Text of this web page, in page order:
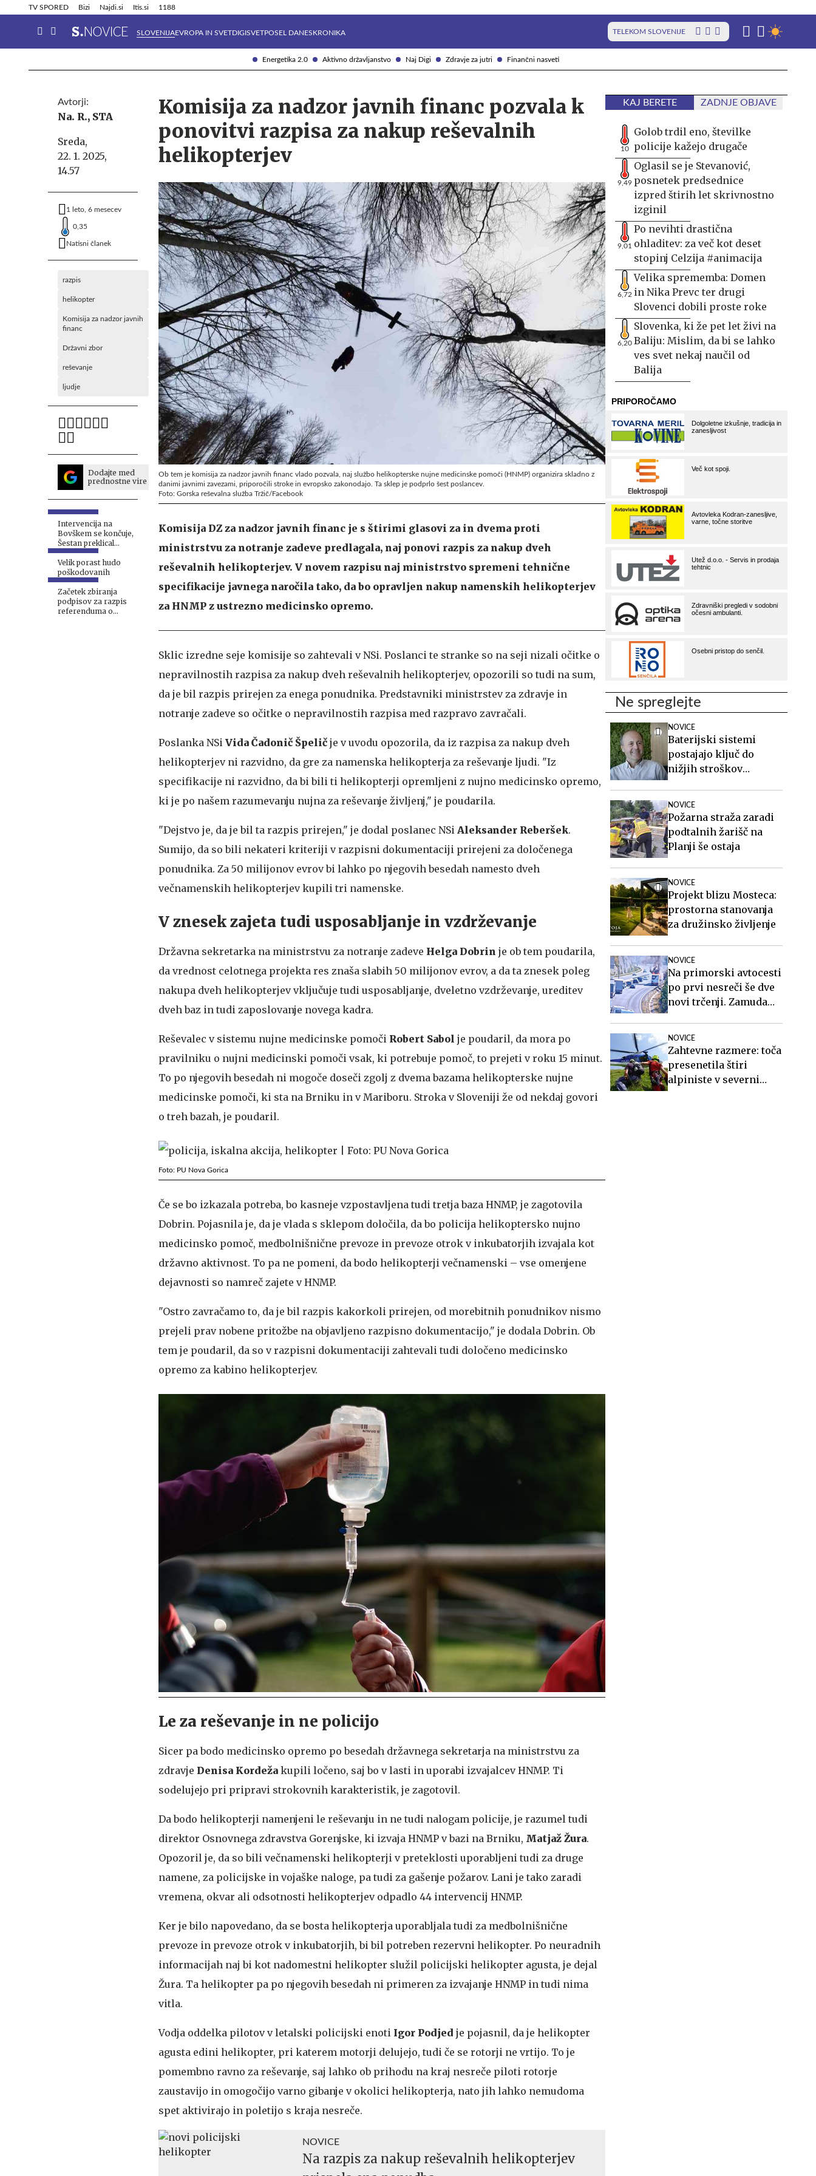
Energetika 2.0 Aktivno državljanstvo Naj Digi Zdravje za jutri Finančni nasveti
TV SPORED Bizi Najdi.si Itis.si 1188
SLOVENIJAEVROPA IN SVETDIGISVETPOSEL DANESKRONIKA TELEKOM SLOVENIJE
Info in obvestila Tehnik
Avtorji:
Na. R., STA
Sreda,
22. 1. 2025,
14.57
1 leto, 6 mesecev
0,35
Natisni članek
razpis
helikopter
Komisija za nadzor javnih
financ
Državni zbor
reševanje
ljudje
Dodajte med
prednostne vire
Intervencija na
Bovškem se končuje,
Šestan preklical
aktivacijo državnega
načrta #foto
Velik porast hudo
poškodovanih
Začetek zbiranja
podpisov za razpis
referenduma o
Komisija za nadzor javnih financ pozvala k
ponovitvi razpisa za nakup reševalnih
helikopterjev
Ob tem je komisija za nadzor javnih financ vlado pozvala, naj službo helikopterske nujne medicinske pomoči (HNMP) organizira skladno z
danimi javnimi zavezami, priporočili stroke in evropsko zakonodajo. Ta sklep je podprlo šest poslancev.
Foto: Gorska reševalna služba Tržič/Facebook
Komisija DZ za nadzor javnih financ je s štirimi glasovi za in dvema proti
ministrstvu za notranje zadeve predlagala, naj ponovi razpis za nakup dveh
reševalnih helikopterjev. V novem razpisu naj ministrstvo spremeni tehnične
specifikacije javnega naročila tako, da bo opravljen nakup namenskih helikopterjev
za HNMP z ustrezno medicinsko opremo.
Sklic izredne seje komisije so zahtevali v NSi. Poslanci te stranke so na seji nizali očitke o
nepravilnostih razpisa za nakup dveh reševalnih helikopterjev, opozorili so tudi na sum,
da je bil razpis prirejen za enega ponudnika. Predstavniki ministrstev za zdravje in
notranje zadeve so očitke o nepravilnostih razpisa med razpravo zavračali.
Poslanka NSi Vida Čadonič Špelič je v uvodu opozorila, da iz razpisa za nakup dveh
helikopterjev ni razvidno, da gre za namenska helikopterja za reševanje ljudi. "Iz
specifikacije ni razvidno, da bi bili ti helikopterji opremljeni z nujno medicinsko opremo,
ki je po našem razumevanju nujna za reševanje življenj," je poudarila.
"Dejstvo je, da je bil ta razpis prirejen," je dodal poslanec NSi Aleksander Reberšek.
Sumijo, da so bili nekateri kriteriji v razpisni dokumentaciji prirejeni za določenega
ponudnika. Za 50 milijonov evrov bi lahko po njegovih besedah namesto dveh
večnamenskih helikopterjev kupili tri namenske.
V znesek zajeta tudi usposabljanje in vzdrževanje
Državna sekretarka na ministrstvu za notranje zadeve Helga Dobrin je ob tem poudarila,
da vrednost celotnega projekta res znaša slabih 50 milijonov evrov, a da ta znesek poleg
nakupa dveh helikopterjev vključuje tudi usposabljanje, dveletno vzdrževanje, ureditev
dveh baz in tudi zaposlovanje novega kadra.
Reševalec v sistemu nujne medicinske pomoči Robert Sabol je poudaril, da mora po
pravilniku o nujni medicinski pomoči vsak, ki potrebuje pomoč, to prejeti v roku 15 minut.
To po njegovih besedah ni mogoče doseči zgolj z dvema bazama helikopterske nujne
medicinske pomoči, ki sta na Brniku in v Mariboru. Stroka v Sloveniji že od nekdaj govori
o treh bazah, je poudaril.
Foto: PU Nova Gorica
Če se bo izkazala potreba, bo kasneje vzpostavljena tudi tretja baza HNMP, je zagotovila
Dobrin. Pojasnila je, da je vlada s sklepom določila, da bo policija helikoptersko nujno
medicinsko pomoč, medbolnišnične prevoze in prevoze otrok v inkubatorjih izvajala kot
državno aktivnost. To pa ne pomeni, da bodo helikopterji večnamenski – vse omenjene
dejavnosti so namreč zajete v HNMP.
"Ostro zavračamo to, da je bil razpis kakorkoli prirejen, od morebitnih ponudnikov nismo
prejeli prav nobene pritožbe na objavljeno razpisno dokumentacijo," je dodala Dobrin. Ob
tem je poudaril, da so v razpisni dokumentaciji zahtevali tudi določeno medicinsko
opremo za kabino helikopterjev.
Le za reševanje in ne policijo
Sicer pa bodo medicinsko opremo po besedah državnega sekretarja na ministrstvu za
zdravje Denisa Kordeža kupili ločeno, saj bo v lasti in uporabi izvajalcev HNMP. Ti
sodelujejo pri pripravi strokovnih karakteristik, je zagotovil.
Da bodo helikopterji namenjeni le reševanju in ne tudi nalogam policije, je razumel tudi
direktor Osnovnega zdravstva Gorenjske, ki izvaja HNMP v bazi na Brniku, Matjaž Žura.
Opozoril je, da so bili večnamenski helikopterji v preteklosti uporabljeni tudi za druge
namene, za policijske in vojaške naloge, pa tudi za gašenje požarov. Lani je tako zaradi
vremena, okvar ali odsotnosti helikopterjev odpadlo 44 intervencij HNMP.
Ker je bilo napovedano, da se bosta helikopterja uporabljala tudi za medbolnišnične
prevoze in prevoze otrok v inkubatorjih, bi bil potreben rezervni helikopter. Po neuradnih
informacijah naj bi kot nadomestni helikopter služil policijski helikopter agusta, je dejal
Žura. Ta helikopter pa po njegovih besedah ni primeren za izvajanje HNMP in tudi nima
vitla.
Vodja oddelka pilotov v letalski policijski enoti Igor Podjed je pojasnil, da je helikopter
agusta edini helikopter, pri katerem motorji delujejo, tudi če se rotorji ne vrtijo. To je
pomembno ravno za reševanje, saj lahko ob prihodu na kraj nesreče piloti rotorje
zaustavijo in omogočijo varno gibanje v okolici helikopterja, nato jih lahko nemudoma
spet aktivirajo in poletijo s kraja nesreče.
NOVICE
Na razpis za nakup reševalnih helikopterjev
KAJ BERETE ZADNJE OBJAVE
10
Golob trdil eno, številke
policije kažejo drugače
9,49
Oglasil se je Stevanović,
posnetek predsednice
izpred štirih let skrivnostno
izginil
9,01
Po nevihti drastična
ohladitev: za več kot deset
stopinj Celzija #animacija
6,72
Velika sprememba: Domen
in Nika Prevc ter drugi
Slovenci dobili proste roke
6,20
Slovenka, ki že pet let živi na
Baliju: Mislim, da bi se lahko
ves svet nekaj naučil od
Balija
Ne spreglejte
NOVICE
Baterijski sistemi
postajajo ključ do
nižjih stroškov
NOVICE
Požarna straža zaradi
podtalnih žarišč na
Planji še ostaja
NOVICE
Projekt blizu Mosteca:
prostorna stanovanja
za družinsko življenje
NOVICE
Na primorski avtocesti
po prvi nesreči še dve
novi trčenji. Zamuda
NOVICE
Zahtevne razmere: toča
presenetila štiri
alpiniste v severni